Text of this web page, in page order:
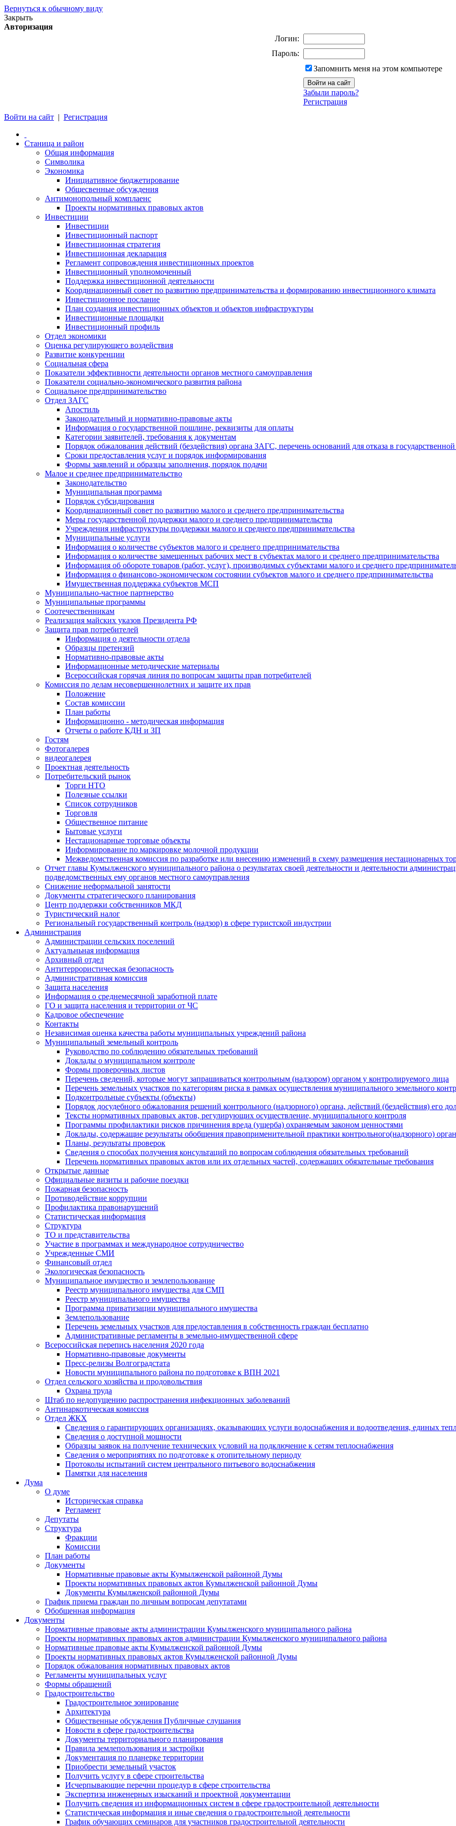
Вернуться к обычному виду
Закрыть
Авторизация
Логин:
Пароль:
Запомнить меня на этом компьютере
Забыли пароль?
Регистрация
Войти на сайт | Регистрация
Станица и район
Общая информация
Символика
Экономика
Инициативное бюджетирование
Общесвенные обсуждения
Антимонопольный комплаенс
Проекты нормативных правовых актов
Инвестиции
Инвестиции
Инвестиционный паспорт
Инвестиционная стратегия
Инвестиционная декларация
Регламент сопровождения инвестиционных проектов
Инвестиционный уполномоченный
Поддержка инвестиционной деятельности
Координационный совет по развитию предпринимательства и формированию инвестиционного климата
Инвестиционное послание
План создания инвестиционных объектов и объектов инфраструктуры
Инвестиционные площадки
Инвестиционный профиль
Отдел экономики
Оценка регулирующего воздействия
Развитие конкуренции
Социальная сфера
Показатели эффективности деятельности органов местного самоуправления
Показатели социально-экономического развития района
Социальное предпринимательство
Отдел ЗАГС
Апостиль
Законодательный и нормативно-правовые акты
Информация о государственной пошлине, реквизиты для оплаты
Категории заявителей, требования к документам
Порядок обжалования действий (бездействия) органа ЗАГС, перечень оснований для отказа в
Сроки предоставления услуг и порядок информирования
Формы заявлений и образцы заполнения, порядок подачи
Малое и среднее предпринимательство
Законодательство
Муниципальная программа
Порядок субсидирования
Координационный совет по развитию малого и среднего предпринимательства
Меры государственной поддержки малого и среднего предпринимательства
Учреждения инфраструктуры поддержки малого и среднего предпринимательства
Муниципальные услуги
Информация о количестве субъектов малого и среднего предпринимательства
Информация о количестве замещенных рабочих мест в субъектах малого и среднего предпринимательства
Информация об обороте товаров (работ, услуг), производимых субъектами малого и среднего
Информация о финансово-экономическом состоянии субъектов малого и среднего предпринимательства
Имущественная поддержка субъектов МСП
Муниципально-частное партнерство
Муниципальные программы
Соотечественникам
Реализация майских указов Президента РФ
Защита прав потребителей
Информация о деятельности отдела
Образцы претензий
Нормативно-правовые акты
Информационные методические материалы
Всероссийская горячая линия по вопросам защиты прав потребителей
Комиссия по делам несовершеннолетних и защите их прав
Положение
Состав комиссии
План работы
Информационно - методическая информация
Отчеты о работе КДН и ЗП
Гостям
Фотогалерея
видеогалерея
Проектная деятельность
Потребительский рынок
Торги НТО
Полезные ссылки
Список сотрудников
Торговля
Общественное питание
Бытовые услуги
Нестационарные торговые объекты
Информирование по маркировке молочной продукции
Межведомственная комиссия по разработке или внесению изменений в схему размещения нестационарных
Отчет главы Кумылженского муниципального района о результатах своей деятельности и деятельности
подведомственных ему органов местного самоуправления
Снижение неформальной занятости
Документы стратегического планирования
Центр поддержки собственников МКД
Туристический налог
Региональный государственный контроль (надзор) в сфере туристской индустрии
Администрация
Администрации сельских поселений
Актуальньная информация
Архивный отдел
Антитеррористическая безопасность
Административная комиссия
Защита населения
Информация о среднемесячной заработной плате
ГО и защита населения и территории от ЧС
Кадровое обеспечение
Контакты
Независимая оценка качества работы муниципальных учреждений района
Муниципальный земельный контроль
Руководство по соблюдению обязательных требований
Доклады о муниципальном контроле
Формы проверочных листов
Перечень сведений, которые могут запрашиваться контрольным (надзором) органом у контролируемого лица
Перечень земельных участков по категориям риска в рамках осуществления муниципального земельного
Подконтрольные субъекты (объекты)
Порядок досудебного обжалования решений контрольного (надзорного) органа, действий (бездействия) его
Тексты нормативных правовых актов, регулирующих осуществление, муниципального контроля
Программы профилактики рисков причинения вреда (ущерба) охраняемым законом ценностями
Доклады, содержащие результаты обобщения правоприменительной практики контрольного(надзорного)
Планы, результаты проверок
Сведения о способах получения консультаций по вопросам соблюдения обязательных требований
Перечень нормативных правовых актов или их отдельных частей, содержащих обязательные требования
Открытые данные
Официальные визиты и рабочие поездки
Пожарная безопасность
Противодействие коррупции
Профилактика правонарушений
Статистическая информация
Структура
ТО и представительства
Участие в программах и международное сотрудничество
Учрежденные СМИ
Финансовый отдел
Экологическая безопасность
Муниципальное имущество и землепользование
Реестр муниципального имущества для СМП
Реестр муниципального имущества
Программа приватизации муниципального имущества
Землепользование
Перечень земельных участков для предоставления в собственность граждан бесплатно
Административные регламенты в земельно-имущественной сфере
Всероссийская перепись населения 2020 года
Нормативно-правовые документы
Пресс-релизы Волгоградстата
Новости муниципального района по подготовке к ВПН 2021
Отдел сельского хозяйства и продовольствия
Охрана труда
Штаб по недопущению распространения инфекционных заболеваний
Антинаркотическая комиссия
Отдел ЖКХ
Сведения о гарантирующих организациях, оказывающих услуги водоснабжения и водоотведения, единых
Сведения о доступной мощности
Образцы заявок на получение технических условий на подключение к сетям теплоснабжения
Сведения о мероприятиях по подготовке к отопительному периоду
Протоколы испытаний систем центрального питьевого водоснабжения
Памятки для населения
Дума
О думе
Историческая справка
Регламент
Депутаты
Структура
Фракции
Комиссии
План работы
Документы
Нормативные правовые акты Кумылженской районной Думы
Проекты нормативных правовых актов Кумылженской районной Думы
Документы Кумылженской районной Думы
График приема граждан по личным вопросам депутатами
Обобщенная информация
Документы
Нормативные правовые акты администрации Кумылженского муниципального района
Проекты нормативных правовых актов администрации Кумылженского муниципального района
Нормативные правовые акты Кумылженской районной Думы
Проекты нормативных правовых актов Кумылженской районной Думы
Порядок обжалования нормативных правовых актов
Регламенты муниципальных услуг
Формы обращений
Градостроительство
Градостроительное зонирование
Архитектура
Общественные обсуждения Публичные слушания
Новости в сфере градостроительства
Документы территориального планирования
Правила землепользования и застройки
Документация по планерке территории
Приобрести земельный участок
Получить услугу в сфере строительства
Исчерпывающие перечни процедур в сфере строительства
Экспертиза инженерных изысканий и проектной документации
Получить сведения из информационных систем в сфере градостроительной деятельности
Статистическая информация и иные сведения о градостроительной деятельности
График обучающих семинаров для участников градостроительной деятельности